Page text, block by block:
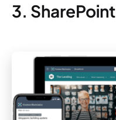
3. SharePoint